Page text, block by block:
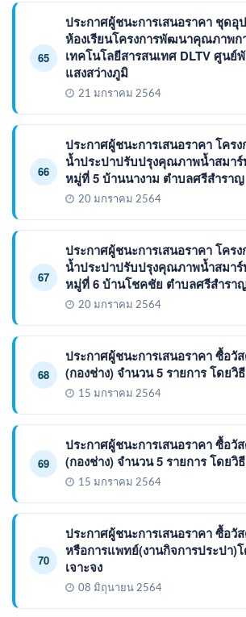
65
ประกาศผู้ชนะการเสนอราคา ชุด
ห้องเรียนโครงการพัฒนาคุณภาพก
เทคโนโลยีสารสนเทศ DLTV ศูนย์
แสงสว่างภูมิ
21 มกราคม 2564
66
ประกาศผู้ชนะการเสนอราคา โคร
น้ำประปาปรับปรุงคุณภาพน้ำสมา
หมู่ที่ 5 บ้านนางาม ตำบลศรีสำราญ
20 มกราคม 2564
67
ประกาศผู้ชนะการเสนอราคา โคร
น้ำประปาปรับปรุงคุณภาพน้ำสมา
หมู่ที่ 6 บ้านโชคชัย ตำบลศรีสำรา
20 มกราคม 2564
68
ประกาศผู้ชนะการเสนอราคา ซื้อวั
(กองช่าง) จำนวน 5 รายการ โดยวิ
15 มกราคม 2564
69
ประกาศผู้ชนะการเสนอราคา ซื้อวั
(กองช่าง) จำนวน 5 รายการ โดยวิ
15 มกราคม 2564
70
ประกาศผู้ชนะการเสนอราคา ซื้อวั
หรือการแพทย์(งานกิจการประปา)
เจาะจง
08 มิถุนายน 2564